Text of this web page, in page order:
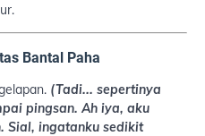
Bantal Paha
(Tadi... sepertinya
pingsan. Ah iya, aku
Sial, ingatanku sedikit